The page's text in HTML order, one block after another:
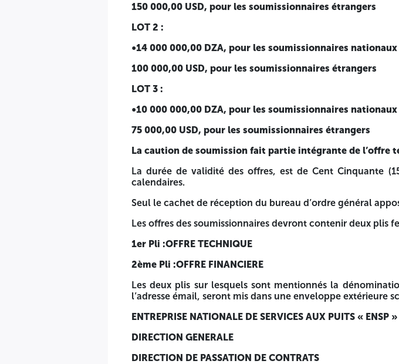
La durée de validité des offres, est de Cent Cinquante (150) jours, assortie d'un délai
Les offres des soumissionnaires devront contenir deux plis fermés et séparés :
Les deux plis sur lesquels sont mentionnés la dénomination du soumissionnaire,
scellée, anonyme et portant la mention suivante :
ENTREPRISE NATIONALE DE SERVICES AUX PUITS « ENSP »
FOURNITURE D'EQUIPEMENTS DE SURFACE SLICKLINE EN TROIS (03) LOTS.
Lot 1: LOTS D'EQUIPEMENTS DE SURFACE SIX (06) UNITES SLICKLINE
Lot 2: LOTS D'EQUIPEMENTS DE SURFACE QUATRE (04) UNITES SLICKLINE
150 000,00 USD, pour les soumissionnaires étrangers
LOT 2 :
•14 000 000,00 DZA, pour les soumissionnaires nationaux
100 000,00 USD, pour les soumissionnaires étrangers
LOT 3 :
•10 000 000,00 DZA, pour les soumissionnaires nationaux
75 000,00 USD, pour les soumissionnaires étrangers
La caution de soumission fait partie intégrante de l’offre
La durée de validité des offres, est de Cent Cinquante
calendaires.
Seul le cachet de réception du bureau d’ordre général
Les offres des soumissionnaires devront contenir deux plis
1er Pli :OFFRE TECHNIQUE
2ème Pli :OFFRE FINANCIERE
Les deux plis sur lesquels sont mentionnés la
l’adresse émail, seront mis dans une enveloppe extérieure
ENTREPRISE NATIONALE DE SERVICES AUX PUITS « ENSP »
DIRECTION GENERALE
DIRECTION DE PASSATION DE CONTRATS